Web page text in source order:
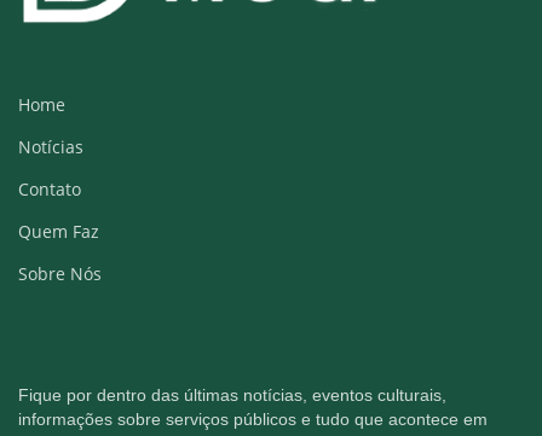
Home
Notícias
Contato
Quem Faz
Sobre Nós
Fique por dentro das últimas notícias, eventos culturais,
informações sobre serviços públicos e tudo que acontece em